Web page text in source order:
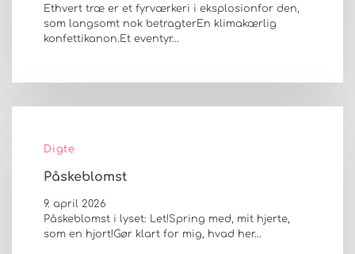
Ethvert træ er et fyrværkeri i eksplosionfor den,
som langsomt nok betragterEn klimakærlig
konfettikanon.Et eventyr…
Digte
Påskeblomst
9. april 2026
Påskeblomst i lyset: Let!Spring med, mit hjerte,
som en hjort!Gør klart for mig, hvad her…